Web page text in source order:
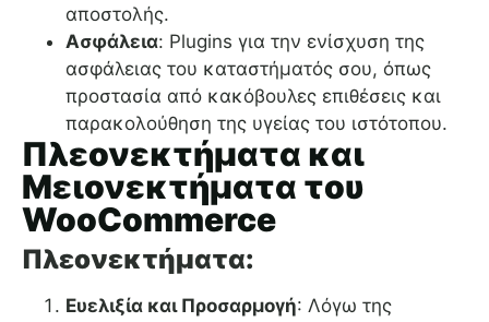
αποστολής.
Ασφάλεια: Plugins για την ενίσχυση της
ασφάλειας του καταστήματός σου, όπως
προστασία από κακόβουλες επιθέσεις και
παρακολούθηση της υγείας του ιστότοπου.
Πλεονεκτήματα και
Μειονεκτήματα του
WooCommerce
Πλεονεκτήματα:
Ευελιξία και Προσαρμογή: Λόγω της